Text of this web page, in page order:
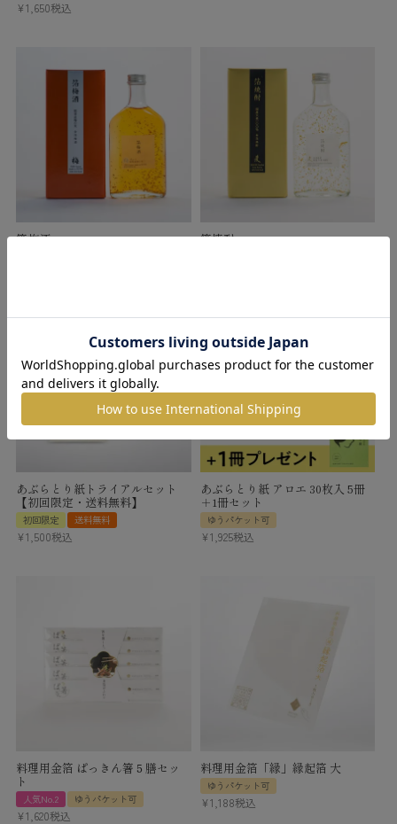
¥1,650税込
箔梅酒 箔焼酎
あぶらとり紙トライアルセット
【初回限定・送料無料】
初回限定 送料無料
¥1,500税込
あぶらとり紙 アロエ 30枚入 5冊
＋1冊セット
ゆうパケット可
¥1,925税込
料理用金箔 ぱっきん箸５膳セッ
ト
人気No.2 ゆうパケット可
¥1,620税込
料理用金箔「縁」縁起箔 大
ゆうパケット可
¥1,188税込